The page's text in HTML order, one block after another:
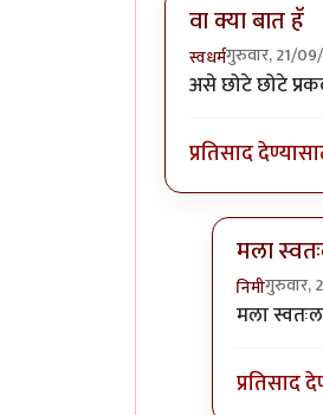
वा क्या बात हॅ
स्वधर्मगुरुवार, 21/
असे छोटे छोटे
प्रतिसाद
मला
निमीगुरुवार,
In reply
मला
प्रतिसाद